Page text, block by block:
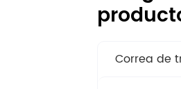
Correa de